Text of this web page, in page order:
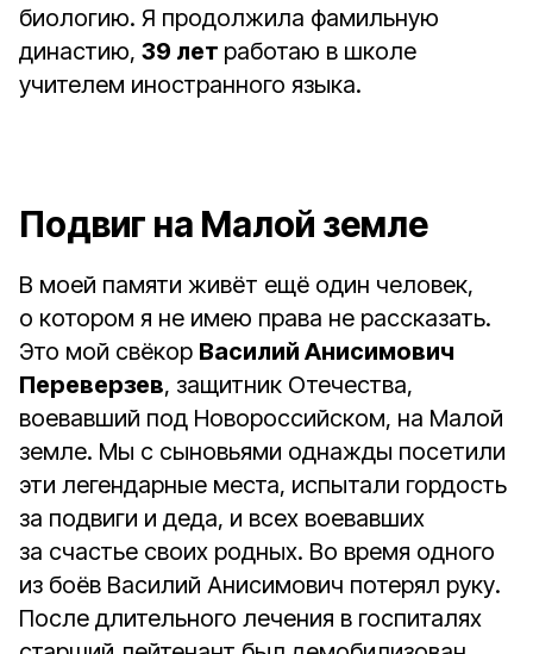
биологию. Я продолжила фамильную
династию, 39 лет работаю в школе
учителем иностранного языка.
Подвиг на Малой земле
В моей памяти живёт ещё один человек,
о котором я не имею права не рассказать.
Это мой свёкор Василий Анисимович
Переверзев, защитник Отечества,
воевавший под Новороссийском, на Малой
земле. Мы с сыновьями однажды посетили
эти легендарные места, испытали гордость
за подвиги и деда, и всех воевавших
за счастье своих родных. Во время одного
из боёв Василий Анисимович потерял руку.
После длительного лечения в госпиталях